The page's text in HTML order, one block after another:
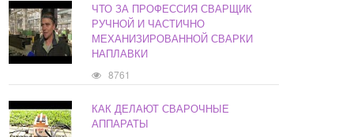
ЧТО ЗА ПРОФЕССИЯ СВАРЩИК
РУЧНОЙ И ЧАСТИЧНО
МЕХАНИЗИРОВАННОЙ СВАРКИ
НАПЛАВКИ
8761
КАК ДЕЛАЮТ СВАРОЧНЫЕ
АППАРАТЫ